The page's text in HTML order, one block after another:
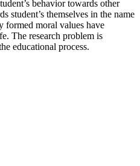
behavior towards other
student’s themselves in the name
formed moral values have
The research problem is
educational process.